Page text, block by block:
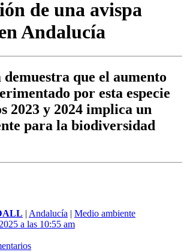
de una avispa
Andalucía
que el aumento
por esta especie
2023 y 2024 implica un
para la biodiversidad
| Andalucía | Medio ambiente
a las 10:55 am